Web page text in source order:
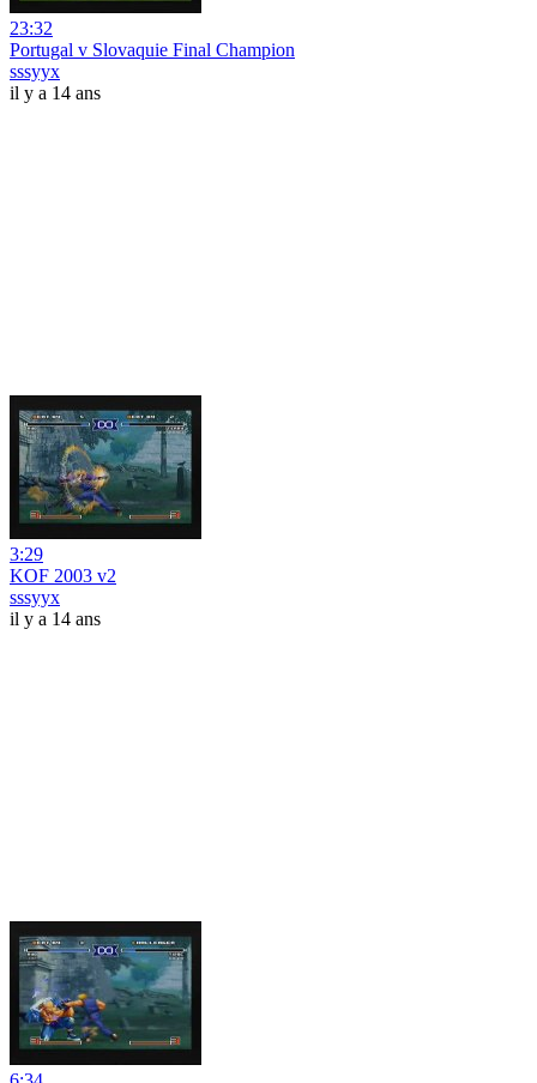
23:32
Portugal v Slovaquie Final Champion
sssyyx
il y a 14 ans
3:29
KOF 2003 v2
sssyyx
il y a 14 ans